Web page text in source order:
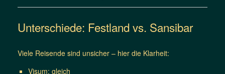
Unterschiede: Festland vs. Sansibar
Viele Reisende sind unsicher – hier die Klarheit:
Visum: gleich